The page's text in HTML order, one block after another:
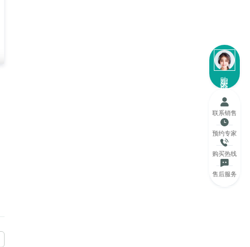
购买咨询
联系销售
预约专家
购买热线
售后服务